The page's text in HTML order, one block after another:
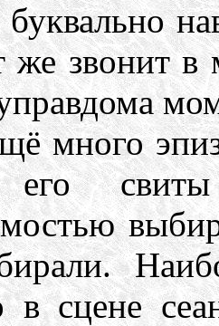
же звонит
много
свиты
в сцене